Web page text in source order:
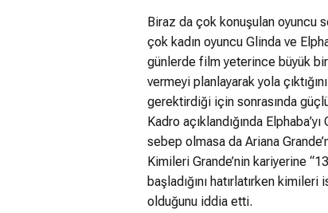
Biraz da çok konuşulan oyuncu
çok kadın oyuncu Glinda ve
günlerde film yeterince büyük
vermeyi planlayarak yola
gerektirdiği için sonrasında
Kadro açıklandığında
sebep olmasa da Ariana
Kimileri Grande’nin kariyerine
başladığını hatırlatırken
olduğunu iddia etti.